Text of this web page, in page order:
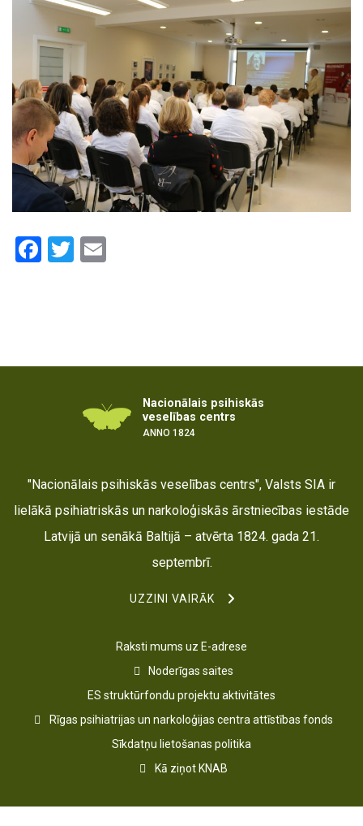
Facebook
Twitter
Nacionālais psihiskās
veselības centrs
ANNO 1824
"Nacionālais psihiskās veselības centrs", Valsts SIA ir
lielākā psihiatriskās un narkoloģiskās ārstniecības iestāde
Latvijā un senākā Baltijā – atvērta 1824. gada 21.
septembrī.
UZZINI VAIRĀK
Raksti mums uz E-adrese
Noderīgas saites
ES struktūrfondu projektu aktivitātes
Rīgas psihiatrijas un narkoloģijas centra attīstības fonds
Sīkdatņu lietošanas politika
Kā ziņot KNAB